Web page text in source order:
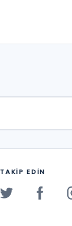
TAKİP EDİN